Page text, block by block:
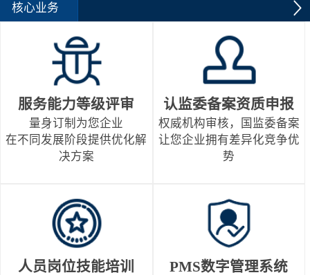
核心业务
服务能力等级评审
量身订制为您企业
在不同发展阶段提供优化解
决方案
认监委备案资质申报
权威机构审核，国监委备案
让您企业拥有差异化竞争优
势
人员岗位技能培训 PMS数字管理系统